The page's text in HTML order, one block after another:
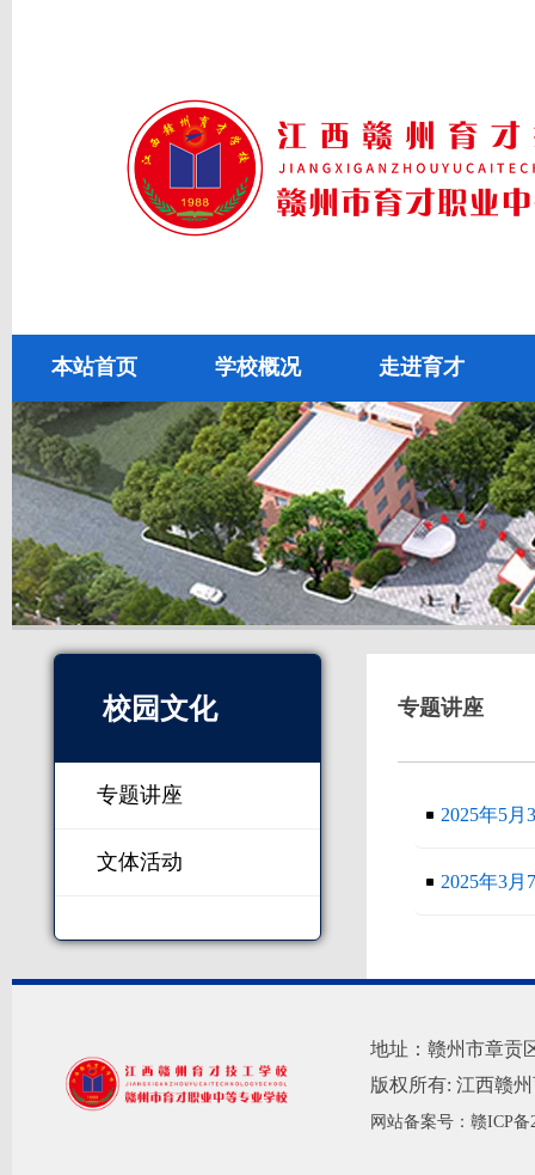
本站首页 学校概况 走进育才
校园文化
专题讲座
文体活动
专题讲座
2025年5月
2025年3月
地址：赣州市章贡
版权所有: 江西赣
网站备案号：赣ICP备